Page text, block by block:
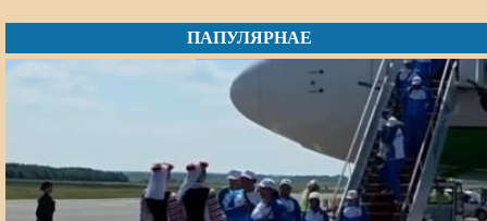
ПАПУЛЯРНАЕ